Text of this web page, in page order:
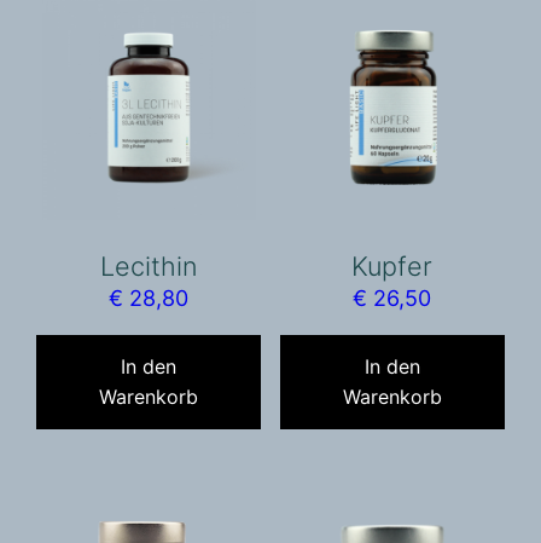
Lecithin
€ 28,80
In den
Warenkorb
Kupfer
€ 26,50
In den
Warenkorb